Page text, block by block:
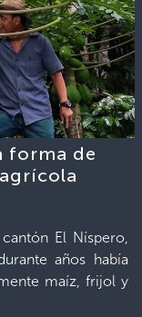
forma de
El Níspero,
años había
maíz, frijol y